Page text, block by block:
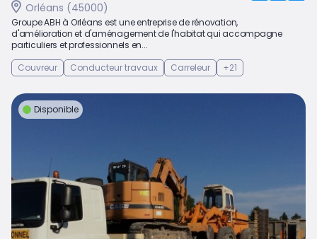
Orléans (45000)
Groupe ABH à Orléans est une entreprise de rénovation,
d'amélioration et d'aménagement de l'habitat qui accompagne
particuliers et professionnels en...
Couvreur
Conducteur travaux Carreleur +21
Disponible